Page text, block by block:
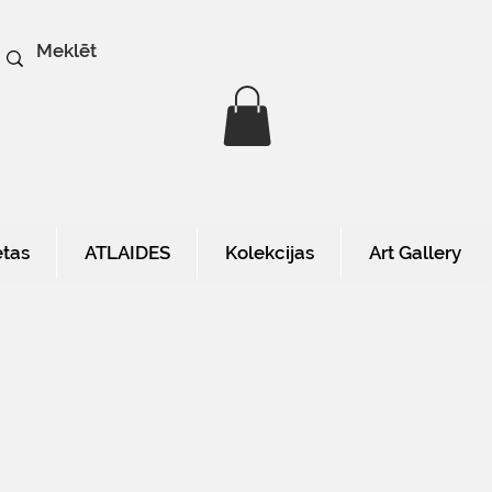
ATLAIDES Kolekcijas Art Gallery